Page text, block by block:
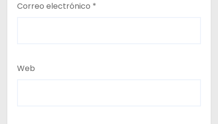
Correo electrónico *
Web